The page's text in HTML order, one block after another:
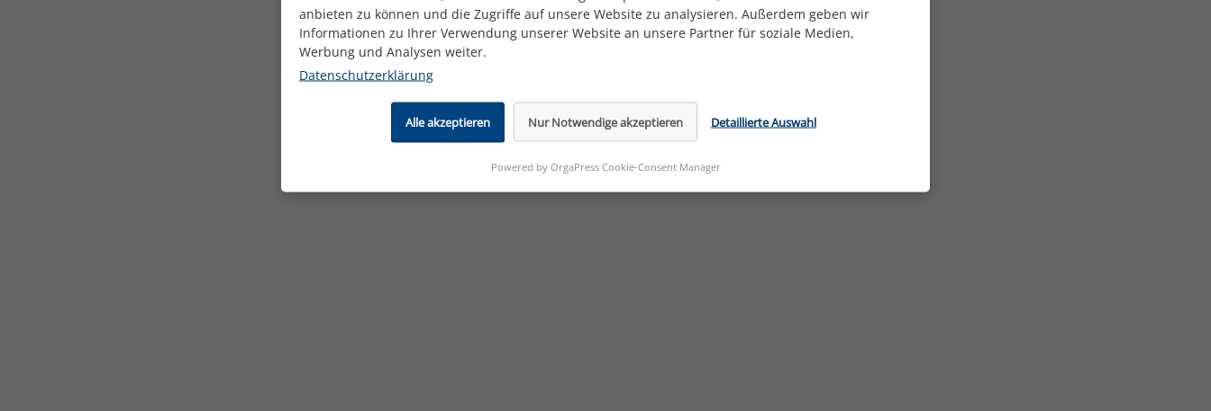
anbieten zu können und die Zugriffe auf unsere Website zu analysieren. Außerdem geben wir
Informationen zu Ihrer Verwendung unserer Website an unsere Partner für soziale Medien,
Werbung und Analysen weiter.
Datenschutzerklärung
Alle akzeptieren Nur Notwendige akzeptieren Detaillierte Auswahl
Powered by OrgaPress Cookie-Consent Manager